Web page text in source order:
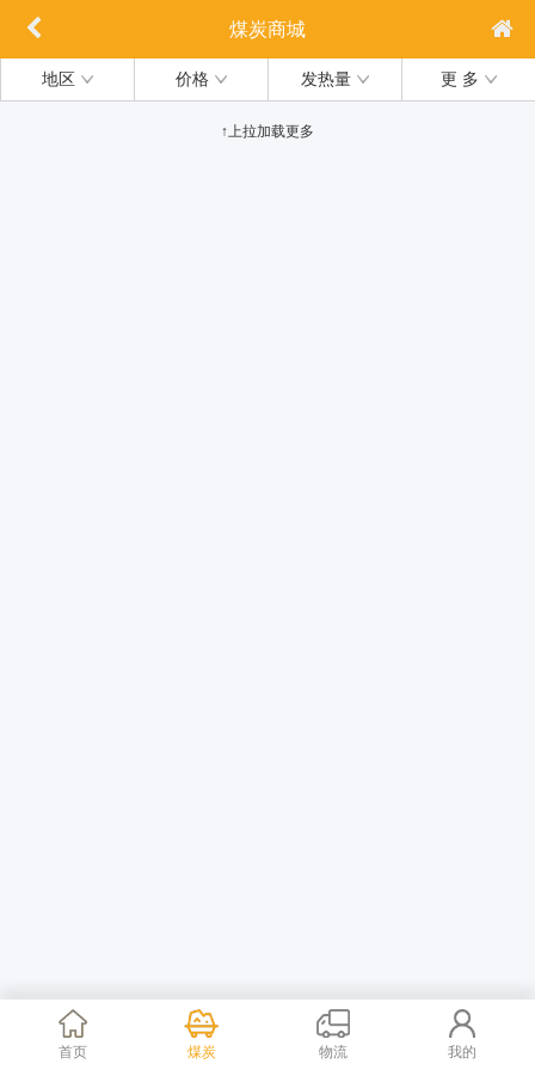
煤炭商城
地区 价格 发热量 更 多
↑上拉加载更多
首页 煤炭 物流 我的